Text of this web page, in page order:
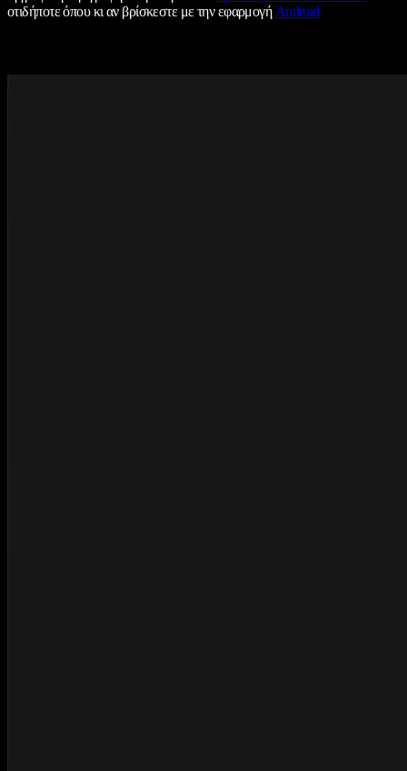
οτιδήποτε όπου κι αν βρίσκεστε με την εφαρμογήAndroid